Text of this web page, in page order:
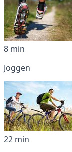
8 min
Joggen
22 min